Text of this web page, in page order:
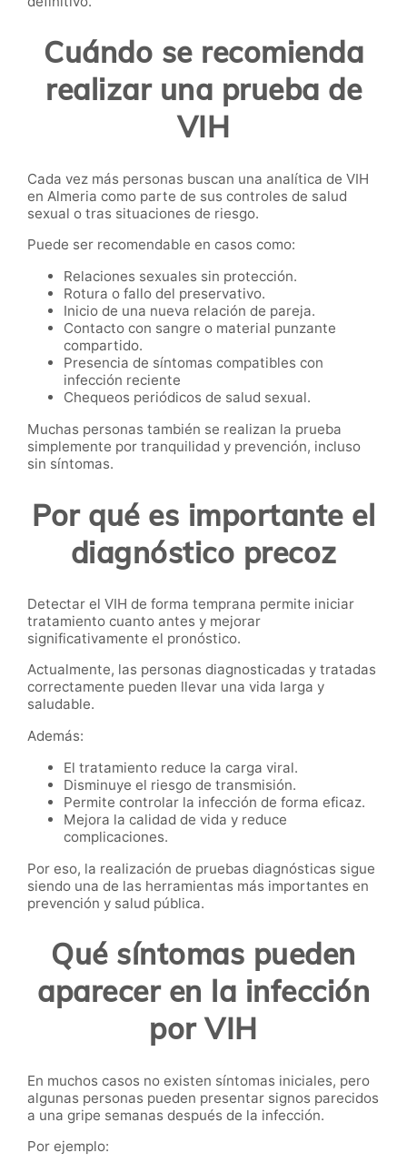
Cuándo se recomienda
realizar una prueba de
VIH
Cada vez más personas buscan una analítica de VIH
en Almeria como parte de sus controles de salud
sexual o tras situaciones de riesgo.
Puede ser recomendable en casos como:
Relaciones sexuales sin protección.
Rotura o fallo del preservativo.
Inicio de una nueva relación de pareja.
Contacto con sangre o material punzante
compartido.
Presencia de síntomas compatibles con
infección reciente
Chequeos periódicos de salud sexual.
Muchas personas también se realizan la prueba
simplemente por tranquilidad y prevención, incluso
sin síntomas.
Por qué es importante el
diagnóstico precoz
Detectar el VIH de forma temprana permite iniciar
tratamiento cuanto antes y mejorar
significativamente el pronóstico.
Actualmente, las personas diagnosticadas y tratadas
correctamente pueden llevar una vida larga y
saludable.
Además:
El tratamiento reduce la carga viral.
Disminuye el riesgo de transmisión.
Permite controlar la infección de forma eficaz.
Mejora la calidad de vida y reduce
complicaciones.
Por eso, la realización de pruebas diagnósticas sigue
siendo una de las herramientas más importantes en
prevención y salud pública.
Qué síntomas pueden
aparecer en la infección
por VIH
En muchos casos no existen síntomas iniciales, pero
algunas personas pueden presentar signos parecidos
a una gripe semanas después de la infección.
Por ejemplo: